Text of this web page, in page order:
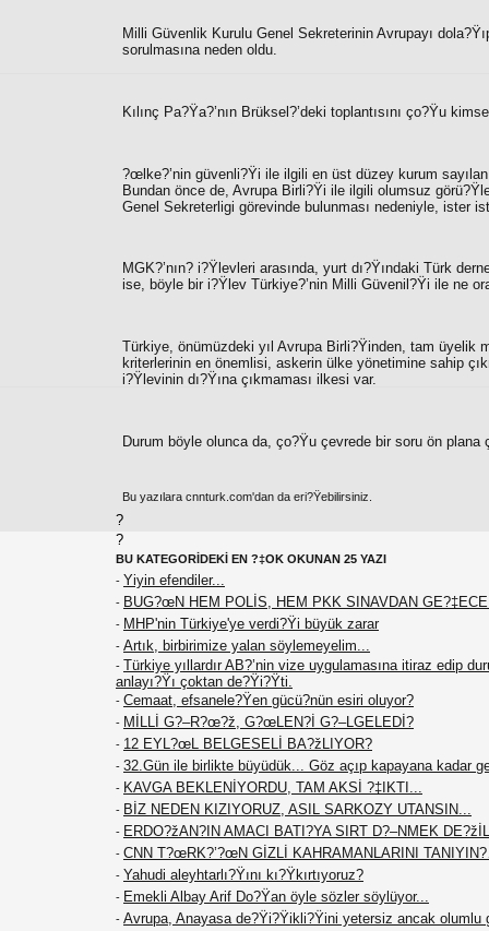
Milli Güvenlik Kurulu Genel Sekreterinin Avrupayı
sorulmasına neden oldu.
Kılınç Pa?Ÿa?’nın Brüksel?’deki toplantısını ço?Ÿu
?œlke?’nin güvenli?Ÿi ile ilgili en üst düzey kurum
Bundan önce de, Avrupa Birli?Ÿi ile ilgili olumsuz
Genel Sekreterligi görevinde bulunması nedeniyle, ister
MGK?’nın? i?Ÿlevleri arasında, yurt dı?Ÿındaki Türk
ise, böyle bir i?Ÿlev Türkiye?’nin Milli Güvenil?Ÿi ile ne
Türkiye, önümüzdeki yıl Avrupa Birli?Ÿinden, tam üyelik
kriterlerinin en önemlisi, askerin ülke yönetimine sahip
i?Ÿlevinin dı?Ÿına çıkmaması ilkesi var.
Durum böyle olunca da, ço?Ÿu çevrede bir soru ön plana
Bu yazılara cnnturk.com'dan da eri?Ÿebilirsiniz.
?
?
BU KATEGORİDEKİ EN ?‡OK OKUNAN 25 YAZI
- Yiyin efendiler...
- BUG?œN HEM POLİS, HEM PKK SINAVDAN
- MHP'nin Türkiye'ye verdi?Ÿi büyük zarar
- Artık, birbirimize yalan söylemeyelim...
- Türkiye yıllardır AB?’nin vize uygulamasına itiraz edip
anlayı?Ÿı çoktan de?Ÿi?Ÿti.
- Cemaat, efsanele?Ÿen gücü?nün esiri oluyor?
- MİLLİ G?–R?œ?ž, G?œLEN?İ G?–LGELEDİ?
- 12 EYL?œL BELGESELİ BA?žLIYOR?
- 32.Gün ile birlikte büyüdük... Göz açıp kapayana kadar
- KAVGA BEKLENİYORDU, TAM AKSİ ?‡IKTI...
- BİZ NEDEN KIZIYORUZ, ASIL SARKOZY UTANSIN...
- ERDO?žAN?IN AMACI BATI?YA SIRT D?–NMEK
- CNN T?œRK?’?œN GİZLİ KAHRAMANLARINI
- Yahudi aleyhtarlı?Ÿını kı?Ÿkırtıyoruz?
- Emekli Albay Arif Do?Ÿan öyle sözler söylüyor...
- Avrupa, Anayasa de?Ÿi?Ÿikli?Ÿini yetersiz ancak olumlu